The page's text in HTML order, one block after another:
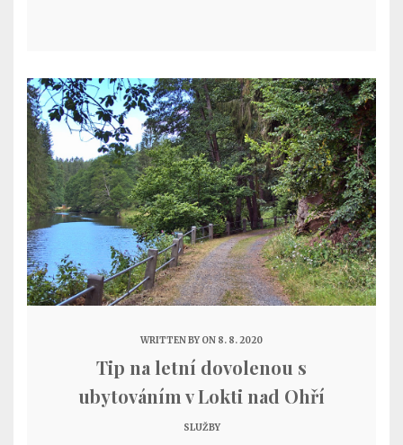
WRITTEN BY ON 8. 8. 2020
Tip na letní dovolenou s
ubytováním v Lokti nad Ohří
SLUŽBY